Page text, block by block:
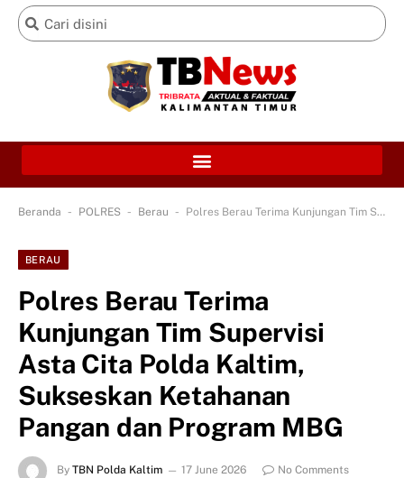
Beranda - POLRES - Berau - Polres Berau Terima Kunjungan Tim Supervisi Asta Cita Polda Kaltim, Sukseskan Ketahanan Pangan dan Program MBG
BERAU
Polres Berau Terima
Kunjungan Tim Supervisi
Asta Cita Polda Kaltim,
Sukseskan Ketahanan
Pangan dan Program MBG
By TBN Polda Kaltim 17 June 2026
No Comments